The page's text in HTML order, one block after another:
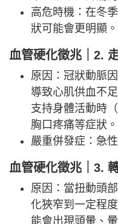
高危時機：在冬
狀可能會更明顯。
血管硬化徵兆｜2.
原因：冠狀動脈
導致心肌供血不
支持身體活動時
胸口疼痛等症狀。
嚴重併發症：急
血管硬化徵兆｜3.
原因：當扭動頭
化狹窄到一定程
能會出現頭暈、